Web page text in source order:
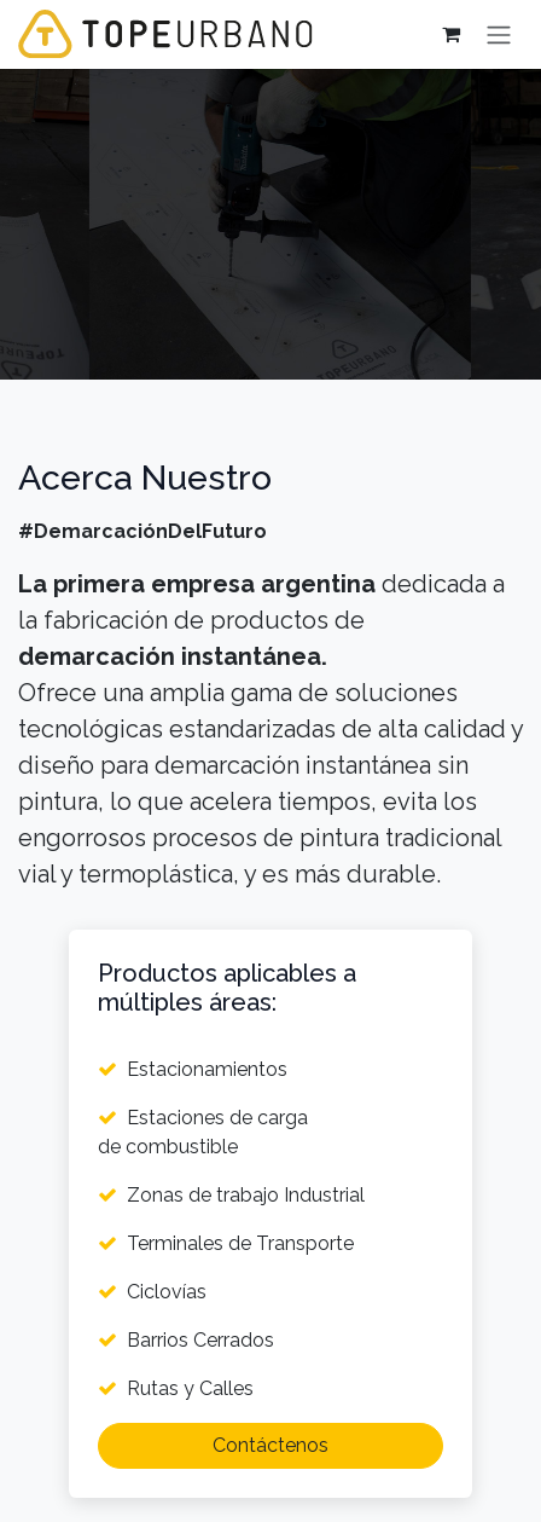
Ir al contenido
Acerca Nuestro
#DemarcaciónDelFuturo
La primera empresa argentina dedicada a
la fabricación de productos de
demarcación instantánea.
Ofrece una amplia gama de soluciones
tecnológicas estandarizadas de alta calidad y
diseño para demarcación instantánea sin
pintura, lo que acelera tiempos, evita los
engorrosos procesos de pintura tradicional
vial y termoplástica, y es más durable.
Productos aplicables a
múltiples áreas:
Estacionamientos
Estaciones de carga
de combustible
Zonas de trabajo Industrial
Terminales de Transporte
Ciclovías
Barrios Cerrados
Rutas y Calles
Contáctenos